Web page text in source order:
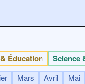
Éducation Science
Mars Avril Mai